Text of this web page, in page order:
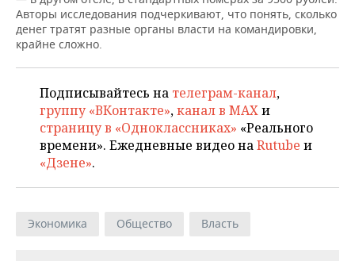
НЕФТЬ
ОПК
ЭНЕРГЕТИКА
ТРАНСПОРТ
IT
ТЕЛЕКОММУНИКАЦИИ
НОВОСТИ МЕРОПРИЯТИЙ
БИЗНЕС-БРАНЧИ
ONLINE-КОНФЕРЕНЦИИ
ОТКРЫТАЯ ЛЕКЦИЯ
СПОРТ
ФУТБОЛ
ХОККЕЙ
БАСКЕТБОЛ
ВОЛЕЙБОЛ
НОВОСТИ ОБЩЕСТВА
ВЛАСТЬ
ИНФРАСТРУКТУРА
ИСТОРИЯ
ФОТОГАЛЕРЕЯ
СЮЖЕТЫ
СПРАВОЧНИК
СПИСОК ПЕРСОН
ПОЛНАЯ ВЕРСИЯ
Авторы исследования подчеркивают, что понять, сколько
денег тратят разные органы власти на командировки,
крайне сложно.
Подписывайтесь на телеграм-канал,
группу «ВКонтакте»,канал в MAXи
страницу в «Одноклассниках» «Реального
времени». Ежедневные видео наRutube и
«Дзене».
Экономика Общество Власть